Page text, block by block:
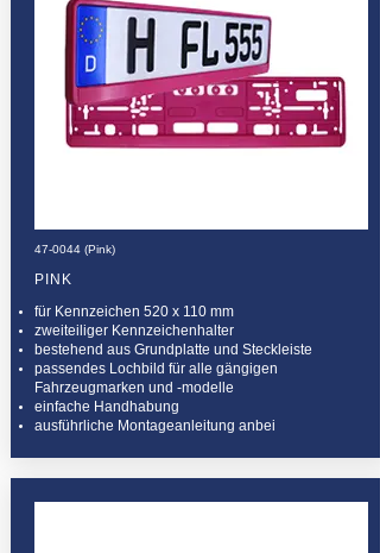
47-0044 (Pink)
PINK
für Kennzeichen 520 x 110 mm
zweiteiliger Kennzeichenhalter
bestehend aus Grundplatte und Steckleiste
passendes Lochbild für alle gängigen
Fahrzeugmarken und -modelle
einfache Handhabung
ausführliche Montageanleitung anbei